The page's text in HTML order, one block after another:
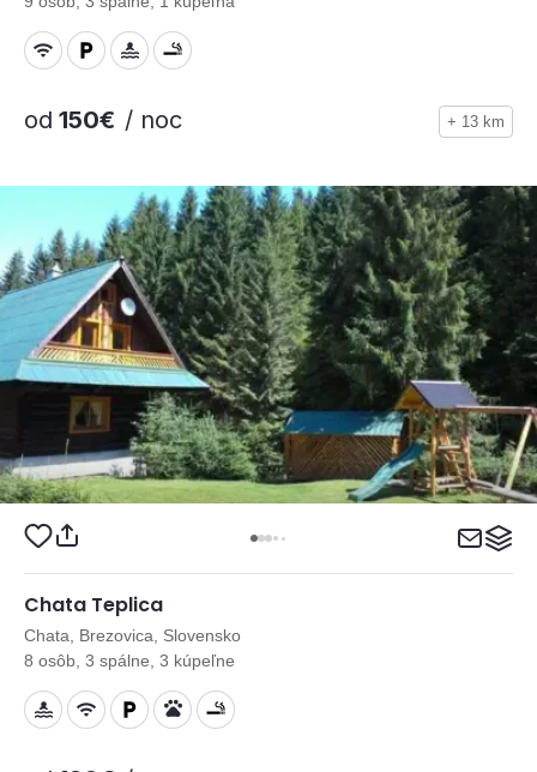
od 150€ / noc + 13 km
Chata Teplica
Chata, Brezovica, Slovensko
8 osôb, 3 spálne, 3 kúpeľne